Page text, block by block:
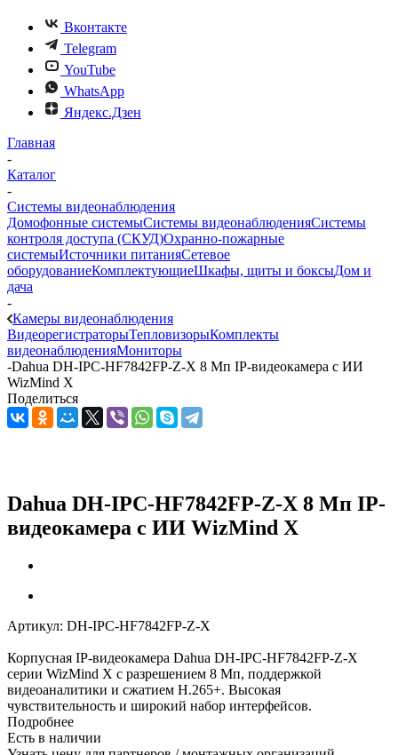
Вконтакте
Telegram
YouTube
WhatsApp
Яндекс.Дзен
Главная
-
Каталог
-
Системы видеонаблюдения
Домофонные системыСистемы видеонаблюденияСистемы
контроля доступа (СКУД)Охранно-пожарные
системыИсточники питанияСетевое
оборудованиеКомплектующиеШкафы, щиты и боксыДом и
дача
-
Камеры видеонаблюдения
ВидеорегистраторыТепловизорыКомплекты
видеонаблюденияМониторы
-Dahua DH-IPC-HF7842FP-Z-X 8 Мп IP-видеокамера с ИИ
WizMind X
Поделиться
Dahua DH-IPC-HF7842FP-Z-X 8 Мп IP-
видеокамера с ИИ WizMind X
Артикул: DH-IPC-HF7842FP-Z-X
Корпусная IP-видеокамера Dahua DH-IPC-HF7842FP-Z-X
серии WizMind X с разрешением 8 Мп, поддержкой
видеоаналитики и сжатием H.265+. Высокая
чувствительность и широкий набор интерфейсов.
Подробнее
Есть в наличии